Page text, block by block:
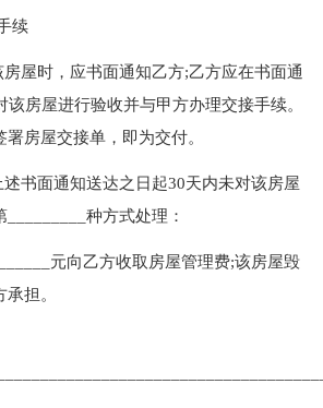
续
时，应书面通知乙方;乙方应在书面通
房屋进行验收并与甲方办理交接手续。
房屋交接单，即为交付。
面通知送达之日起30天内未对该房屋
种方式处理：
元向乙方收取房屋管理费;该房屋毁
担。